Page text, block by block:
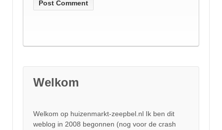
Welkom
Welkom op huizenmarkt-zeepbel.nl Ik ben dit
weblog in 2008 begonnen (nog voor de crash